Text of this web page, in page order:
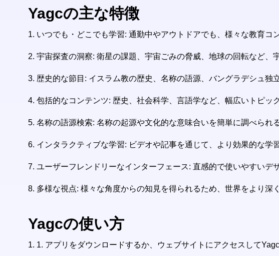
Yagcの主な特徴
1. いつでも・どこでも学習: 通勤中やアウトドアでも、様々な教育コ
2. 宇宙探査の洞察: 衛星の課題、宇宙ごみの脅威、地球の回転など、
3. 歴史的な節目: イスラム教の歴史、名称の語源、バングラデシュ独
4. 包括的なコンテンツ: 歴史、社会科学、言語学など、幅広いトピッ
5. 名称の語源検索: 名称の起源や文化的な意味合いを簡単に調べられ
6. インタラクティブな学習: ビデオや記事を通じて、より効果的な学
7. ユーザーフレンドリーなインターフェース: 直感的で使いやすいデ
8. 多様な視点: 様々な角度からの知見を得られるため、世界をより深
Yagcの使い方
1. 1. アプリをダウンロードするか、ウェブサイトにアクセスしてYagc